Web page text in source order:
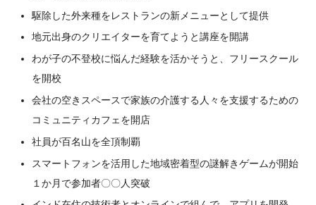
駆除した外来種をレストランの新メニューとして提供
地元出身のクリエイターを育てようと講座を開講
わが子の不登校に悩んだ経験を活かそうと、フリースクール
を開校
会社の空きスペースで家族の介護する人々を支援するための
コミュニティカフェを開店
社員が百名山を全頂制覇
スマートフォンを活用した地域密着型の謎解きゲームが開始
１か月で参加者〇〇人突破